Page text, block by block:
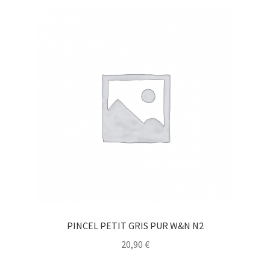
PINCEL PETIT GRIS PUR W&N N2
20,90 €